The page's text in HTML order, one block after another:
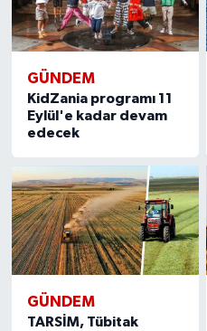
GÜNDEM
KidZania programı 11
Eylül'e kadar devam
edecek
GÜNDEM
TARSİM, Tübitak